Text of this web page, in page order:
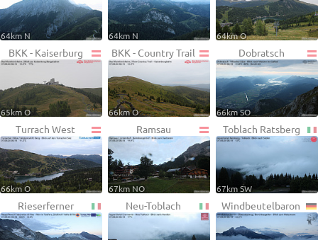
64km N 64km N 64km O
BKK - Kaiserburg
65km O
BKK - Country Trail
66km O
Dobratsch
66km SO
Turrach West
66km O
Ramsau
67km NO
Toblach Ratsberg
67km SW
Rieserferner Neu-Toblach Windbeutelbaron